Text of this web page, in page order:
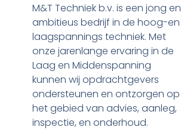
M&T Techniek b.v. is een jong en
ambitieus bedrijf in de hoog-en
laagspannings techniek. Met
onze jarenlange ervaring in de
Laag en Middenspanning
kunnen wij opdrachtgevers
ondersteunen en ontzorgen op
het gebied van advies, aanleg,
inspectie, en onderhoud.